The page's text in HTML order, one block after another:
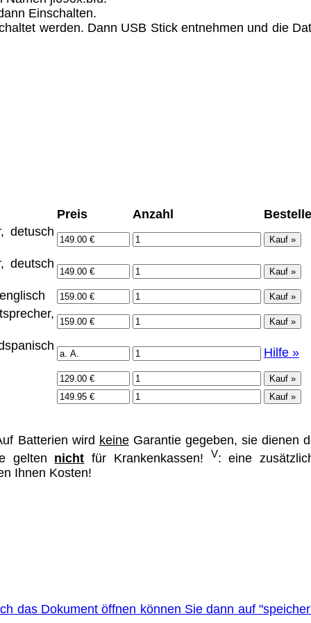
Einschalten.
werden. Dann USB Stick entnehmen und die
Preis Anzahl
detusch
deutsch
Hilfe »
Batterien wird keineGarantie gegeben, sie dienen
gelten nicht für Krankenkassen! V: eine
Ihnen Kosten!
das Dokument öffnen können Sie dann auf